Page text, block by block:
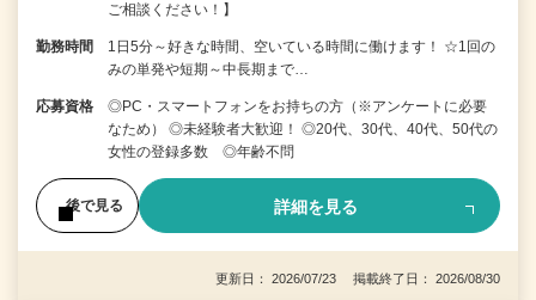
ご相談ください！】
勤務時間
1日5分～好きな時間、空いている時間に働けます！ ☆1回の
みの単発や短期～中長期まで…
応募資格
◎PC・スマートフォンをお持ちの方（※アンケートに必要
なため） ◎未経験者大歓迎！ ◎20代、30代、40代、50代の
女性の登録多数 ◎年齢不問
後で見る 詳細を見る
更新日： 2026/07/23 掲載終了日： 2026/08/30